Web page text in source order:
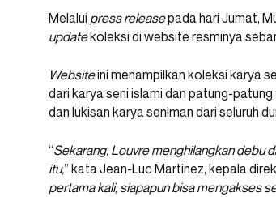
Melalui press releasepada hari Jumat,
updatekoleksi di website resminya
Websiteini menampilkan koleksi karya
dari karya seni islami dan patung-patung
dan lukisan karya seniman dari seluruh
“Sekarang, Louvre menghilangkan debu
itu,” kata Jean-Luc Martinez, kepala
pertama kali, siapapun bisa mengakses